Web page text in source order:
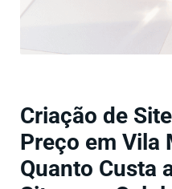
Criação de
Preço em Vila
Quanto Custa